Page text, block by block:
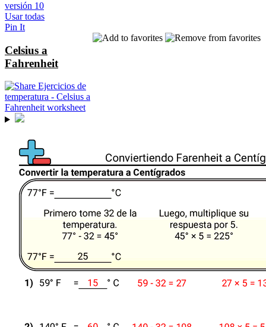
versión 10
Usar todas
Pin It
Celsius a
Fahrenheit